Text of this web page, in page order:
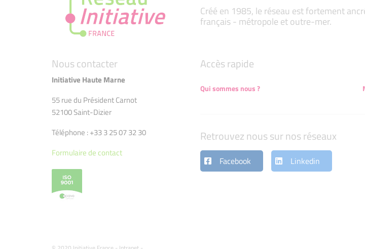
Créé en 1985, le réseau est fortement
français - métropole et outre-mer.
Nous contacter
Initiative Haute Marne
55 rue du Président Carnot
52100 Saint-Dizier
Téléphone : +33 3 25 07 32 30
Formulaire de contact
Accès rapide
Qui sommes nous ?
Retrouvez nous sur nos réseaux
Facebook Linkedin